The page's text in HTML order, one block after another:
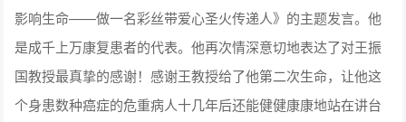
影响生命——做一名彩丝带爱心圣火传递人》的主题发言。他
是成千上万康复患者的代表。他再次情深意切地表达了对王振
国教授最真挚的感谢！感谢王教授给了他第二次生命，让他这
个身患数种癌症的危重病人十几年后还能健健康康地站在讲台